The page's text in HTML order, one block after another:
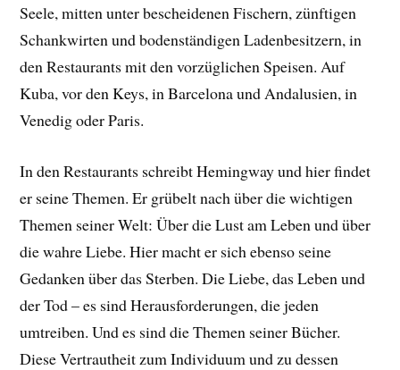
Seele, mitten unter bescheidenen Fischern, zünftigen
Schankwirten und bodenständigen Ladenbesitzern, in
den Restaurants mit den vorzüglichen Speisen. Auf
Kuba, vor den Keys, in Barcelona und Andalusien, in
Venedig oder Paris.
In den Restaurants schreibt Hemingway und hier findet
er seine Themen. Er grübelt nach über die wichtigen
Themen seiner Welt: Über die Lust am Leben und über
die wahre Liebe. Hier macht er sich ebenso seine
Gedanken über das Sterben. Die Liebe, das Leben und
der Tod – es sind Herausforderungen, die jeden
umtreiben. Und es sind die Themen seiner Bücher.
Diese Vertrautheit zum Individuum und zu dessen